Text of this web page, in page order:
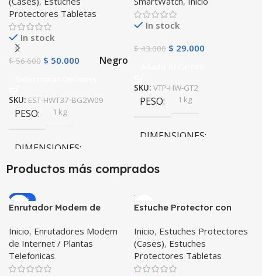
Protectores Tabletas
In stock
$56.600 $ 50.000 Negro
SKU: EST-HWT37-BG2W09
PESO 1 kg
DIMENSIONES
COLOR Negro
In stock
$43.000 $ 29.000
SKU: VTP-HW-GT2
PESO 1 kg
DIMENSIONES
10 × 10 × 10 cm
Productos más comprados
-20%
Enrutador Modem de
Libre Todo Operador 4G
LTE SIMCARD
Inicio, Enrutadores Modem
de Internet / Plantas
Telefonicas
Estuche Protector con
Tablet Samsung Galaxy
Tab A8 10.5 2021 – 2022
SM-x200 SM-x205 Anti
golpes con soporte
Inicio, Estuches Protectores
(Cases), Estuches
Protectores Tabletas